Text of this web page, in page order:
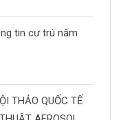
tin cư trú năm
THẢO QUỐC TẾ